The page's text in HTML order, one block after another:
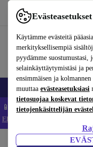
Evästeasetukset
Käytämme evästeitä
merkityksellisempiä
pyydämme suostumustasi,
selainkäyttäytymistäsi ja
ensimmäisen ja
muuttaa evästeasetuksiasi
tietosuojaa koskevat
tietojenkäsittelijän
Käytä refurbed-palvelua
Matkapuhelimet ja
📱 Säästä 5 % LISÄÄ
Ehdot ja säännöt